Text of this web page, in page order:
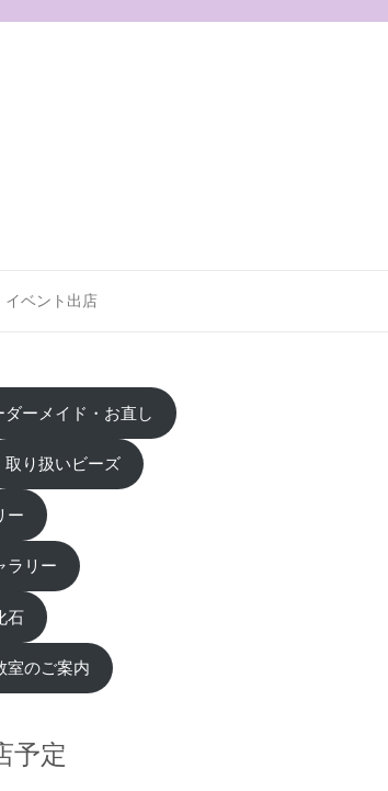
イベント出店
ダーメイド・お直し
取り扱いビーズ
ー
ラリー
石
室のご案内
予定